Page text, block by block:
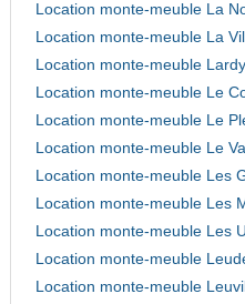
Location monte-meuble La
Location monte-meuble La
Location monte-meuble
Location monte-meuble Le
Location monte-meuble Le
Location monte-meuble Le
Location monte-meuble Les
Location monte-meuble Les
Location monte-meuble Les
Location monte-meuble
Location monte-meuble